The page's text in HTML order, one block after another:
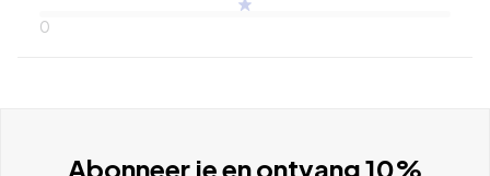
0
Abonneer je en ontvang 10%